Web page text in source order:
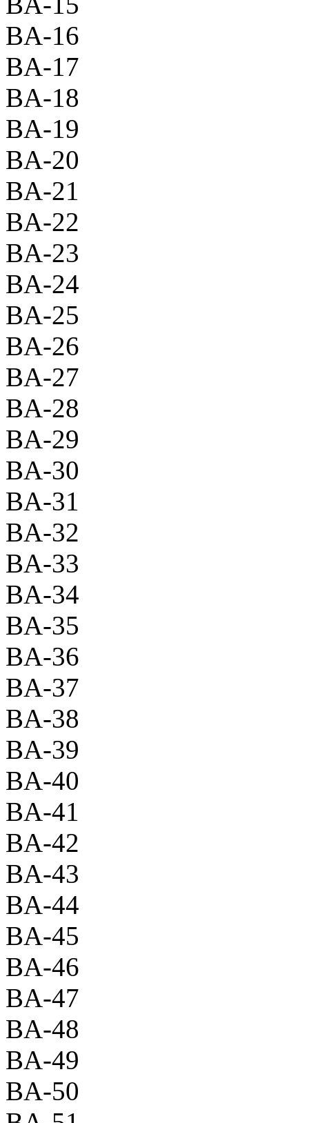
BA-16
BA-17
BA-18
BA-19
BA-20
BA-21
BA-22
BA-23
BA-24
BA-25
BA-26
BA-27
BA-28
BA-29
BA-30
BA-31
BA-32
BA-33
BA-34
BA-35
BA-36
BA-37
BA-38
BA-39
BA-40
BA-41
BA-42
BA-43
BA-44
BA-45
BA-46
BA-47
BA-48
BA-49
BA-50